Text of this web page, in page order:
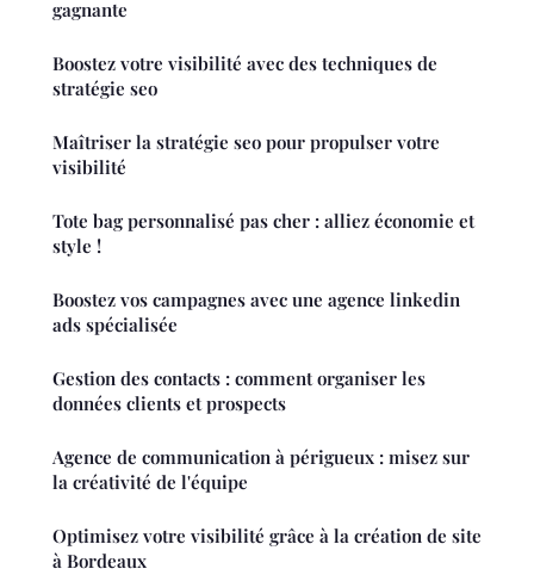
gagnante
Boostez votre visibilité avec des techniques de
stratégie seo
Maîtriser la stratégie seo pour propulser votre
visibilité
Tote bag personnalisé pas cher : alliez économie et
style !
Boostez vos campagnes avec une agence linkedin
ads spécialisée
Gestion des contacts : comment organiser les
données clients et prospects
Agence de communication à périgueux : misez sur
la créativité de l'équipe
Optimisez votre visibilité grâce à la création de site
à Bordeaux